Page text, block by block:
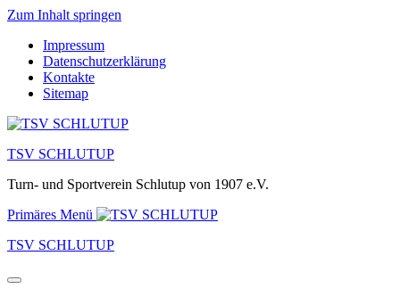
Zum Inhalt springen
Impressum
Datenschutzerklärung
Kontakte
Sitemap
TSV SCHLUTUP
Turn- und Sportverein Schlutup von 1907 e.V.
Primäres Menü
TSV SCHLUTUP